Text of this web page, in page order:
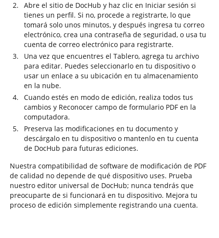
Abre el sitio de DocHub y haz clic en Iniciar sesión si
tienes un perfil. Si no, procede a registrarte, lo que
tomará solo unos minutos, y después ingresa tu correo
electrónico, crea una contraseña de seguridad, o usa tu
cuenta de correo electrónico para registrarte.
Una vez que encuentres el Tablero, agrega tu archivo
para editar. Puedes seleccionarlo en tu dispositivo o
usar un enlace a su ubicación en tu almacenamiento
en la nube.
Cuando estés en modo de edición, realiza todos tus
cambios y Reconocer campo de formulario PDF en la
computadora.
Preserva las modificaciones en tu documento y
descárgalo en tu dispositivo o mantenlo en tu cuenta
de DocHub para futuras ediciones.
Nuestra compatibilidad de software de modificación de PDF
de calidad no depende de qué dispositivo uses. Prueba
nuestro editor universal de DocHub; nunca tendrás que
preocuparte de si funcionará en tu dispositivo. Mejora tu
proceso de edición simplemente registrando una cuenta.